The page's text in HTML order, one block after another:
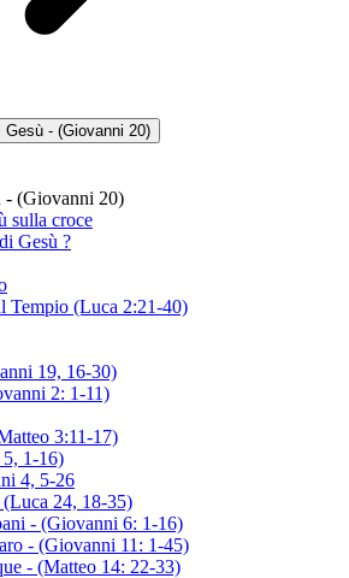
Gesù - (Giovanni 20)
- (Giovanni 20)
sulla croce
Gesù ?
Tempio (Luca 2:21-40)
19, 16-30)
2: 1-11)
3:11-17)
1-16)
4, 5-26
24, 18-35)
- (Giovanni 6: 1-16)
- (Giovanni 11: 1-45)
- (Matteo 14: 22-33)